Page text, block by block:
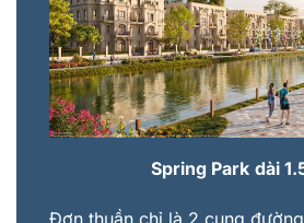
Spring Park dài
Đơn thuần chỉ là 2 cung